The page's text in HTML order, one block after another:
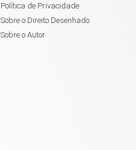
Política de Privacidade
Sobre o Direito Desenhado
Sobre o Autor